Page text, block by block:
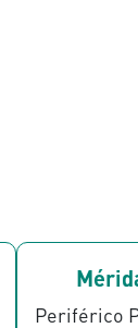
Periférico